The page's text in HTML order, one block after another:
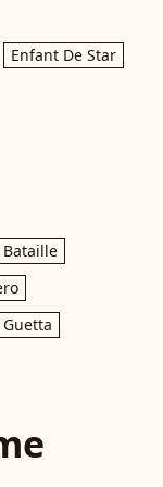
Enfant De Star
Bataille